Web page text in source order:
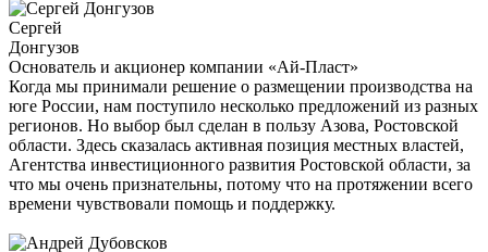
Cергей
Донгузов
Основатель и акционер компании «Ай-Пласт»
Когда мы принимали решение о размещении производства на
юге России, нам поступило несколько предложений из разных
регионов. Но выбор был сделан в пользу Азова, Ростовской
области. Здесь сказалась активная позиция местных властей,
Агентства инвестиционного развития Ростовской области, за
что мы очень признательны, потому что на протяжении всего
времени чувствовали помощь и поддержку.